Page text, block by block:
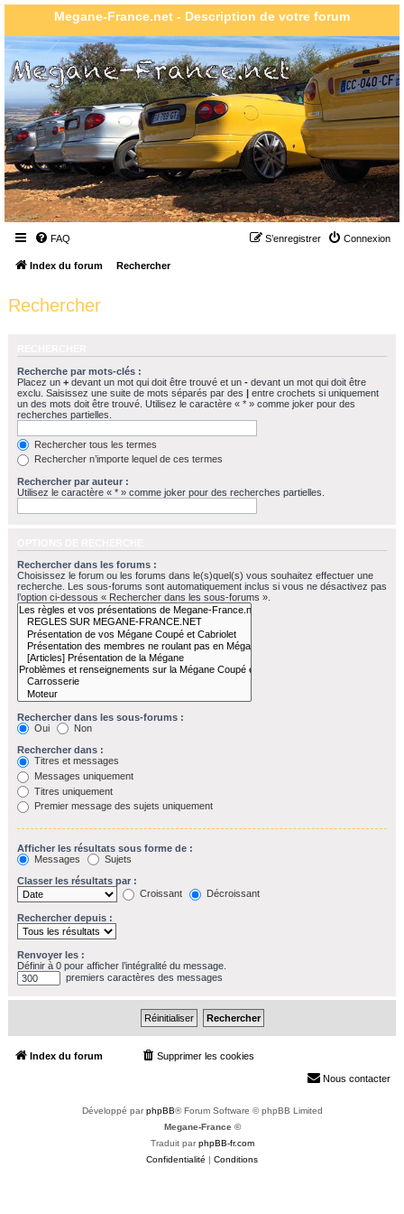
Megane-France.net - Description de votre forum
FAQ Connexion
S’enregistrer
Index du forum Rechercher
Rechercher
Recherche par mots-clés :
Placez un + devant un mot qui doit être trouvé et un - devant un mot qui doit être
exclu. Saisissez une suite de mots séparés par des | entre crochets si uniquement
un des mots doit être trouvé. Utilisez le caractère « * » comme joker pour des
recherches partielles.
Rechercher tous les termes
Rechercher n’importe lequel de ces termes
Rechercher par auteur :
Utilisez le caractère « * » comme joker pour des recherches partielles.
Rechercher dans les forums :
Choisissez le forum ou les forums dans le(s)quel(s) vous souhaitez effectuer une
recherche. Les sous-forums sont automatiquement inclus si vous ne désactivez pas
l’option ci-dessous « Rechercher dans les sous-forums ».
Rechercher dans les sous-forums :
Oui
Non
Rechercher dans :
Titres et messages
Messages uniquement
Titres uniquement
Premier message des sujets uniquement
Afficher les résultats sous forme de :
Messages
Sujets
Classer les résultats par :
Croissant
Décroissant
Rechercher depuis :
Renvoyer les :
Définir à 0 pour afficher l’intégralité du message.
premiers caractères des messages
Index du forum Supprimer les cookies
Nous contacter
Développé parphpBB® Forum Software © phpBB Limited
Megane-France ©
Traduit parphpBB-fr.com
Confidentialité
Conditions